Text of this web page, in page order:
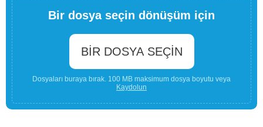
Bir dosya seçin dönüşüm için
BIR DOSYA SEÇIN
Dosyaları buraya bırak. 100 MB maksimum dosya boyutu veya
Kaydolun